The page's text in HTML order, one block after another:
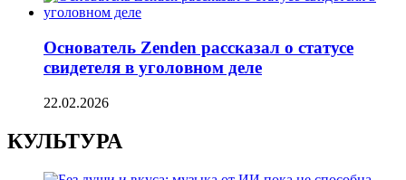
Основатель Zenden рассказал о статусе
свидетеля в уголовном деле
22.02.2026
КУЛЬТУРА